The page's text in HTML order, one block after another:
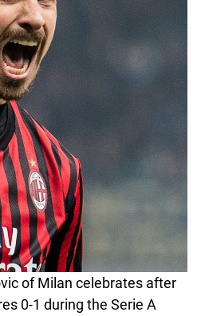
of Milan celebrates after
0-1 during the Serie A